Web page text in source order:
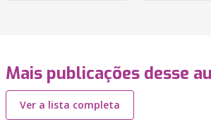
Mais publicações desse
Ver a lista completa